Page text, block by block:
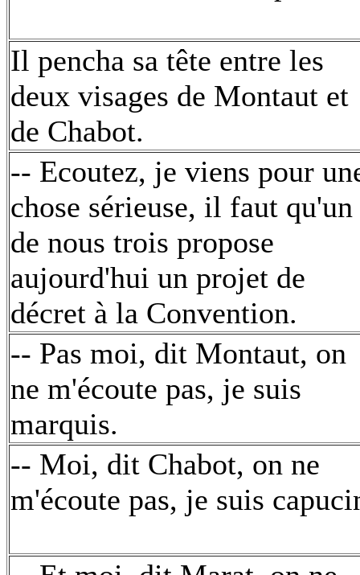
Il pencha sa tête entre les
deux visages de Montaut et
de Chabot.
-- Ecoutez, je viens pour
chose sérieuse, il faut qu'un
de nous trois propose
aujourd'hui un projet de
décret à la Convention.
-- Pas moi, dit Montaut, on
ne m'écoute pas, je suis
marquis.
-- Moi, dit Chabot, on ne
m'écoute pas, je suis